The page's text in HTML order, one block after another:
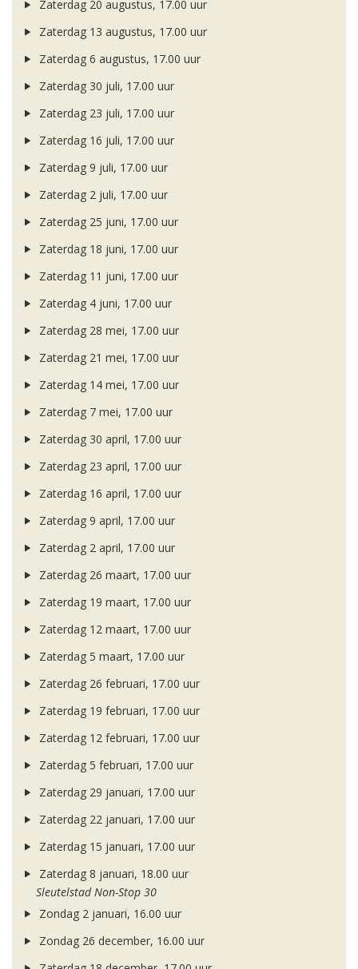
Zaterdag 20 augustus, 17.00 uur
Zaterdag 13 augustus, 17.00 uur
Zaterdag 6 augustus, 17.00 uur
Zaterdag 30 juli, 17.00 uur
Zaterdag 23 juli, 17.00 uur
Zaterdag 16 juli, 17.00 uur
Zaterdag 9 juli, 17.00 uur
Zaterdag 2 juli, 17.00 uur
Zaterdag 25 juni, 17.00 uur
Zaterdag 18 juni, 17.00 uur
Zaterdag 11 juni, 17.00 uur
Zaterdag 4 juni, 17.00 uur
Zaterdag 28 mei, 17.00 uur
Zaterdag 21 mei, 17.00 uur
Zaterdag 14 mei, 17.00 uur
Zaterdag 7 mei, 17.00 uur
Zaterdag 30 april, 17.00 uur
Zaterdag 23 april, 17.00 uur
Zaterdag 16 april, 17.00 uur
Zaterdag 9 april, 17.00 uur
Zaterdag 2 april, 17.00 uur
Zaterdag 26 maart, 17.00 uur
Zaterdag 19 maart, 17.00 uur
Zaterdag 12 maart, 17.00 uur
Zaterdag 5 maart, 17.00 uur
Zaterdag 26 februari, 17.00 uur
Zaterdag 19 februari, 17.00 uur
Zaterdag 12 februari, 17.00 uur
Zaterdag 5 februari, 17.00 uur
Zaterdag 29 januari, 17.00 uur
Zaterdag 22 januari, 17.00 uur
Zaterdag 15 januari, 17.00 uur
Zaterdag 8 januari, 18.00 uur
Sleutelstad Non-Stop 30
Zondag 2 januari, 16.00 uur
Zondag 26 december, 16.00 uur